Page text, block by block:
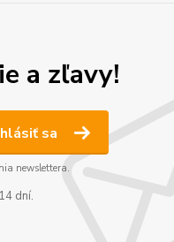
a zľavy!
sa
newslettera.
dní.